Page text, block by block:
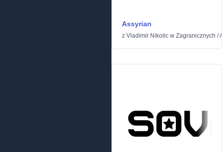
Assyrian
z Vladimir Nikolic w Zagranicznych /